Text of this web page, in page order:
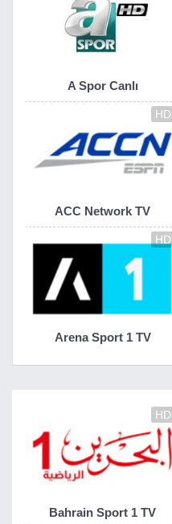
A Spor Canlı
HD
ACC Network TV
HD
Arena Sport 1 TV
HD
Bahrain Sport 1 TV